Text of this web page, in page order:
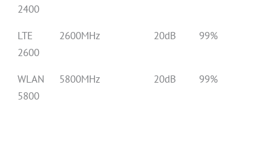
2400
LTE
2600
2600MHz 20dB 99%
WLAN
5800
5800MHz 20dB 99%